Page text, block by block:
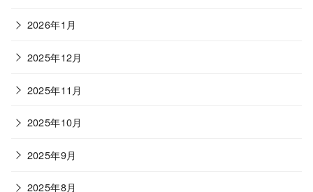
2026年1月
2025年12月
2025年11月
2025年10月
2025年9月
2025年8月